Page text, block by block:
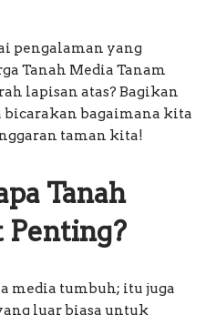
pengalaman yang
Tanah Media Tanam
lapisan atas? Bagikan
bagaimana kita
taman kita!
Tanah
media tumbuh; itu juga
luar biasa untuk